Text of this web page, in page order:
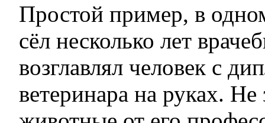
Простой пример, в
сёл несколько лет
возглавлял человек с
ветеринара на руках.